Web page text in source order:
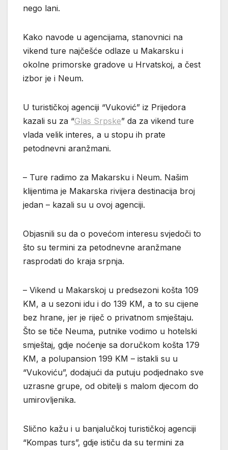
nego lani.
Kako navode u agencijama, stanovnici na
vikend ture najčešće odlaze u Makarsku i
okolne primorske gradove u Hrvatskoj, a čest
izbor je i Neum.
U turističkoj agenciji “Vuković” iz Prijedora
kazali su za “Glas Srpske” da za vikend ture
vlada velik interes, a u stopu ih prate
petodnevni aranžmani.
– Ture radimo za Makarsku i Neum. Našim
klijentima je Makarska rivijera destinacija broj
jedan – kazali su u ovoj agenciji.
Objasnili su da o povećom interesu svjedoči to
što su termini za petodnevne aranžmane
rasprodati do kraja srpnja.
– Vikend u Makarskoj u predsezoni košta 109
KM, a u sezoni idu i do 139 KM, a to su cijene
bez hrane, jer je riječ o privatnom smještaju.
Što se tiče Neuma, putnike vodimo u hotelski
smještaj, gdje noćenje sa doručkom košta 179
KM, a polupansion 199 KM – istakli su u
“Vukoviću”, dodajući da putuju podjednako sve
uzrasne grupe, od obitelji s malom djecom do
umirovljenika.
Slično kažu i u banjalučkoj turističkoj agenciji
“Kompas turs”, gdje ističu da su termini za